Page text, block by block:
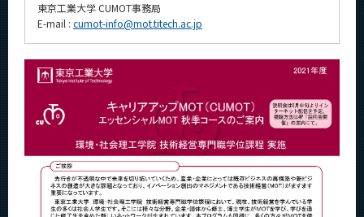
東京工業大学 CUMOT事務局
E-mail : cumot-info@mot.titech.ac.jp